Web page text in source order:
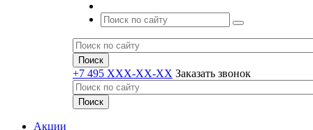
+7 495 XXX-XX-XX Заказать звонок
Акции